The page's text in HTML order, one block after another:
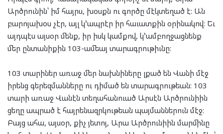
Արծրունին՝ իմ հայրս, խօսքն ու գործը մէկտեղած է: Ան
բարոյախօս չէր, այլ կ՚ապրէր իր հաւատքին օրինակով: Եւ
այդպէս այսօր մենք, իր իսկ կամքով, կ՚ամբողջացնենք
մեր ընտանիքին 103-ամեայ տարագրութիւնը:
103 տարիներ առաջ մեր նախնիները լքած են Վանի մէջ
իրենց գերեզմանները ու դիմած են տարագրութեան: 103
տարի առաջ Վանէն տեղահանուած Արսէն Արծրունիին
ցեղը ապրած է հայրենազրկութեան պայմաններուն մէջ:
Բայց ահա, այսօր, քիչ յետոյ, Արա Արծրունիին մարմինը